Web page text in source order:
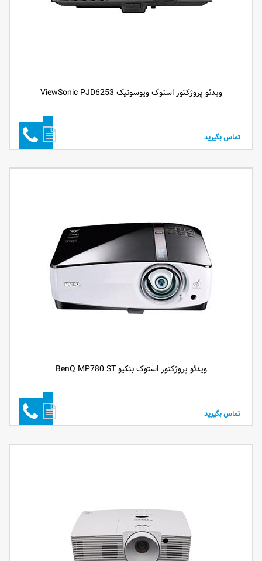
ویدئو پروژکتور استوک ویوسونیک ViewSonic PJD6253
تماس بگیرید
ویدئو پروژکتور استوک بنکیو BenQ MP780 ST
تماس بگیرید